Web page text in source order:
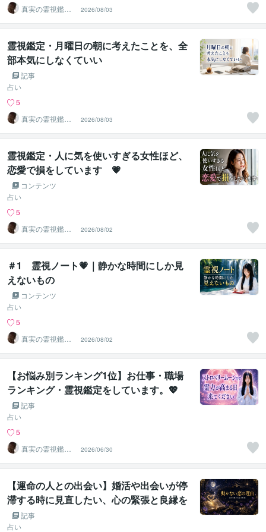
真実の霊視鑑定
✨アダ369✨
2026/08/03
霊視鑑定・月曜日の朝に考えたことを、全
部本気にしなくていい
記事
占い
5
真実の霊視鑑定
✨アダ369✨
2026/08/03
霊視鑑定・人に気を使いすぎる女性ほど、
恋愛で損をしています 💗
コンテンツ
占い
5
真実の霊視鑑定
✨アダ369✨
2026/08/02
＃1 霊視ノート💗｜静かな時間にしか見
えないもの
コンテンツ
占い
5
真実の霊視鑑定
✨アダ369✨
2026/08/02
【お悩み別ランキング1位】お仕事・職場
ランキング・霊視鑑定をしています。💖
記事
占い
5
真実の霊視鑑定
✨アダ369✨
2026/06/30
【運命の人との出会い】婚活や出会いが停
滞する時に見直したい、心の緊張と良縁を
引き寄せる視点
記事
占い